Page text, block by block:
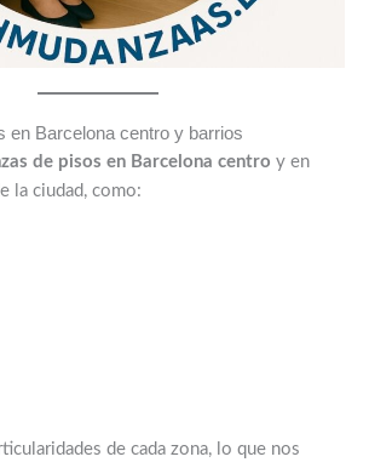
en Barcelona centro y barrios
de pisos en Barcelona centro y en
la ciudad, como:
de cada zona, lo que nos